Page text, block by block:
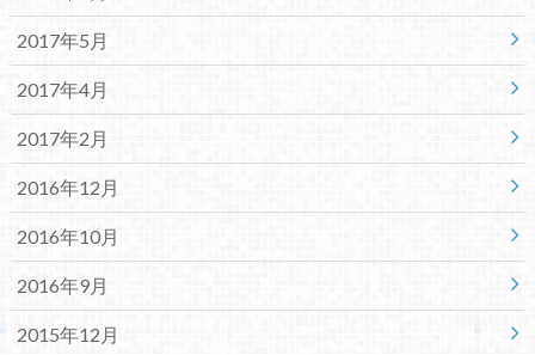
2017年5月
2017年4月
2017年2月
2016年12月
2016年10月
2016年9月
2015年12月